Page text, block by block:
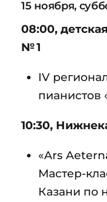
15 ноября,
08:00,
№ 1
IV
пианистов
10:30,
«Ars
Мастер-
Казани по